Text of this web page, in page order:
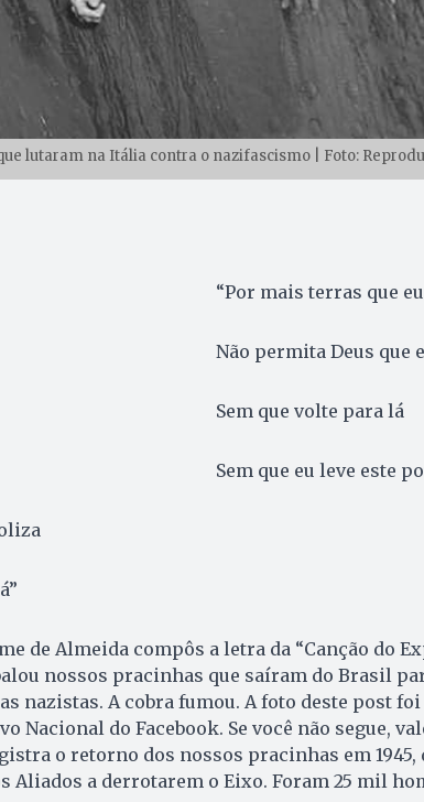
lutaram na Itália contra o nazifascismo | Foto:
“Por mais terras que
Não permita Deus que
Sem que volte para lá
Sem que eu leve este
de Almeida compôs a letra da “Canção do
nossos pracinhas que saíram do Brasil
nazistas. A cobra fumou. A foto deste post
Nacional do Facebook. Se você não segue,
o retorno dos nossos pracinhas em 1945,
Aliados a derrotarem o Eixo. Foram 25 mil